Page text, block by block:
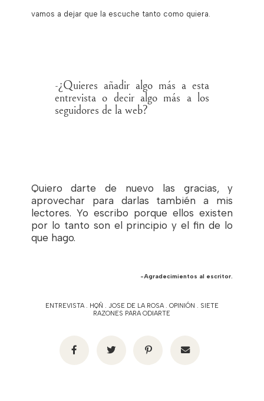
vamos a dejar que la escuche tanto como quiera.
-¿Quieres añadir algo más a esta
entrevista o decir algo más a los
seguidores de la web?
Quiero darte de nuevo las gracias, y
aprovechar para darlas también a mis
lectores. Yo escribo porque ellos existen
por lo tanto son el principio y el fin de lo
que hago.
-Agradecimientos al escritor.
ENTREVISTA. HQÑ . JOSE DE LA ROSA. OPINIÓN . SIETE
RAZONES PARA ODIARTE